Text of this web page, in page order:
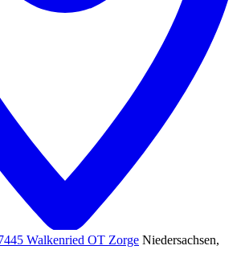
Walkenried OT Zorge Niedersachsen,